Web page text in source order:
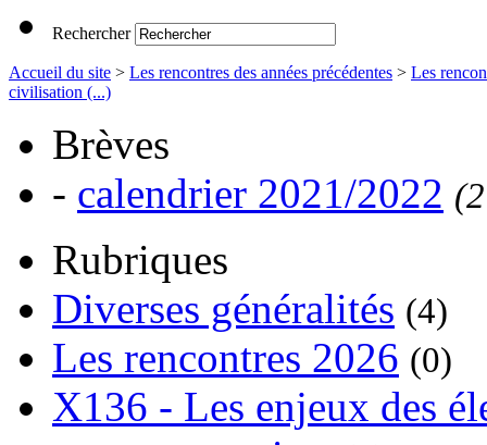
Rechercher
Accueil du site > Les rencontres des années précédentes > Les
civilisation (...)
Brèves
- calendrier 2021/2022
Rubriques
Diverses généralités (4)
Les rencontres 2026 (0)
X136 - Les enjeux des